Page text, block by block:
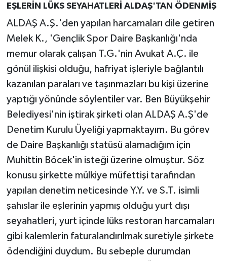
EŞLERİN LÜKS SEYAHATLERİ ALDAŞ'TAN ÖDENMİŞ
ALDAŞ A.Ş.'den yapılan harcamaları dile getiren
Melek K., 'Gençlik Spor Daire Başkanlığı'nda
memur olarak çalışan T.G.'nin Avukat A.Ç. ile
gönül ilişkisi olduğu, hafriyat işleriyle bağlantılı
kazanılan paraları ve taşınmazları bu kişi üzerine
yaptığı yönünde söylentiler var. Ben Büyükşehir
Belediyesi'nin iştirak şirketi olan ALDAŞ A.Ş'de
Denetim Kurulu Üyeliği yapmaktayım. Bu görev
de Daire Başkanlığı statüsü alamadığım için
Muhittin Böcek'in isteği üzerine olmuştur. Söz
konusu şirkette mülkiye müfettişi tarafından
yapılan denetim neticesinde Y.Y. ve S.T. isimli
şahıslar ile eşlerinin yapmış olduğu yurt dışı
seyahatleri, yurt içinde lüks restoran harcamaları
gibi kalemlerin faturalandırılmak suretiyle şirkete
ödendiğini duydum. Bu sebeple durumdan